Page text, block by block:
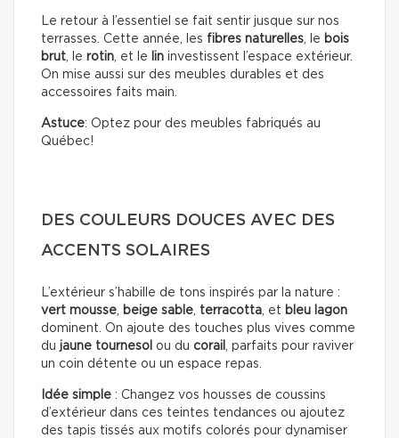
Le retour à l’essentiel se fait sentir jusque sur nos
terrasses. Cette année, les fibres naturelles , le bois
brut , le rotin , et le lin investissent l’espace extérieur.
On mise aussi sur des meubles durables et des
accessoires faits main.
Astuce: Optez pour des meubles fabriqués au
Québec!
DES COULEURS DOUCES AVEC DES
ACCENTS SOLAIRES
L’extérieur s’habille de tons inspirés par la nature :
vert mousse
beige sable terracotta , et bleu lagon
dominent. On ajoute des touches plus vives comme
du jaune tournesol ou du corail
, parfaits pour raviver
un coin détente ou un espace repas.
Idée simple : Changez vos housses de coussins
d’extérieur dans ces teintes tendances ou ajoutez
des tapis tissés aux motifs colorés pour dynamiser